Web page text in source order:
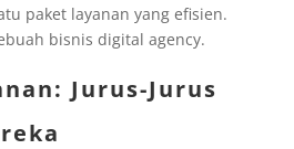
paket layanan yang efisien.
bisnis digital agency.
Jurus-Jurus